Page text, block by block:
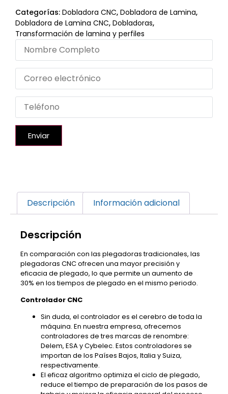
Categorías: Dobladora CNC, Dobladora de Lamina,
Dobladora de Lamina CNC, Dobladoras,
Transformación de lamina y perfiles
Enviar
Descripción Información adicional
Descripción
En comparación con las plegadoras tradicionales, las
plegadoras CNC ofrecen una mayor precisión y
eficacia de plegado, lo que permite un aumento de
30% en los tiempos de plegado en el mismo periodo.
Controlador CNC
Sin duda, el controlador es el cerebro de toda la
máquina. En nuestra empresa, ofrecemos
controladores de tres marcas de renombre:
Delem, ESA y Cybelec. Estos controladores se
importan de los Países Bajos, Italia y Suiza,
respectivamente.
El eficaz algoritmo optimiza el ciclo de plegado,
reduce el tiempo de preparación de los pasos de